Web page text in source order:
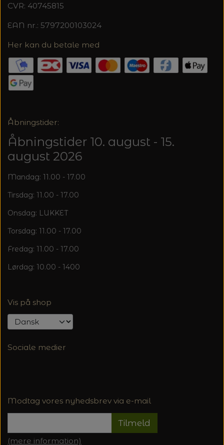
CVR: 40745815
EAN nr.: 5797200103024
Her kan du betale med
Åbningstider:
Åbningstider 10. august - 15.
august 2026
Mandag: 11.00 - 17.00
Tirsdag: 11.00 - 17.00
Onsdag: LUKKET
Torsdag: 11.00 - 17.00
Fredag: 11.00 - 17.00
Lørdag: 10.00 - 1400
Vis på shop
Sociale medier
Modtag vores nyhedsbrev via e-mail
Tilmeld
(mere information)